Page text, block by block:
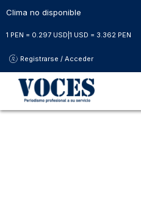
Clima no disponible
1 PEN = 0.297 USD 1 USD = 3.362 PEN
Registrarse / Acceder